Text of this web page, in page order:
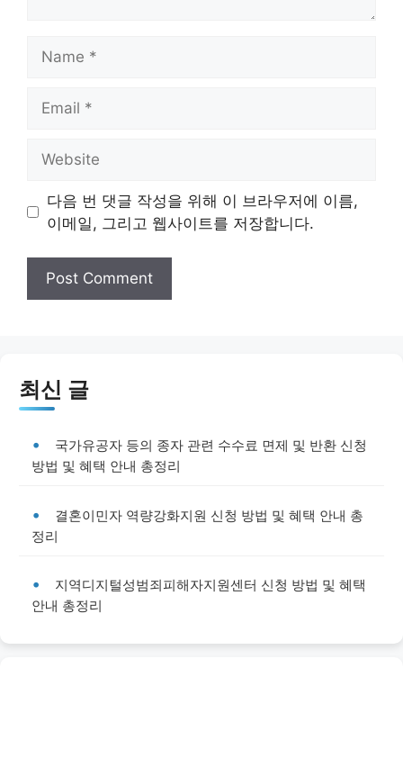
다음 번 댓글 작성을 위해 이 브라우저에 이름,
이메일, 그리고 웹사이트를 저장합니다.
최신 글
국가유공자 등의 종자 관련 수수료 면제 및 반환 신청
방법 및 혜택 안내 총정리
결혼이민자 역량강화지원 신청 방법 및 혜택 안내 총
정리
지역디지털성범죄피해자지원센터 신청 방법 및 혜택
안내 총정리